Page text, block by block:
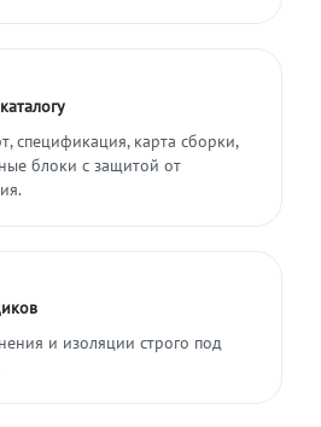
спецификация, карта сборки,
блоки с защитой от
и изоляции строго под